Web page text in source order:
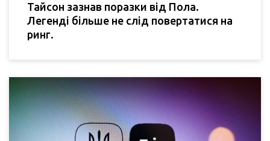
Тайсон зазнав поразки від Пола.
Легенді більше не слід повертатися на
ринг.